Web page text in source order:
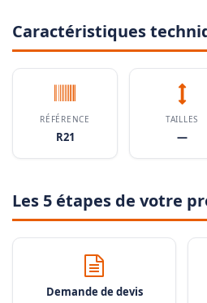
Caractéristiques
RÉFÉRENCE
R21
TAILLES
—
Les 5 étapes de votre
Demande de devis